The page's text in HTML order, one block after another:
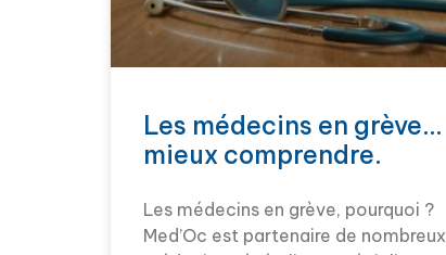
Les médecins en grève…
mieux comprendre.
Les médecins en grève, pourquoi ?
Med’Oc est partenaire de nombreux